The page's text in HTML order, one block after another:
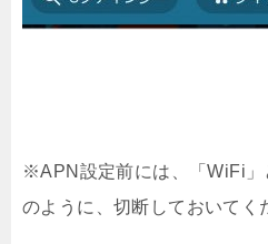
※APN設定前には、「WiFi」
のように、切断しておいてく